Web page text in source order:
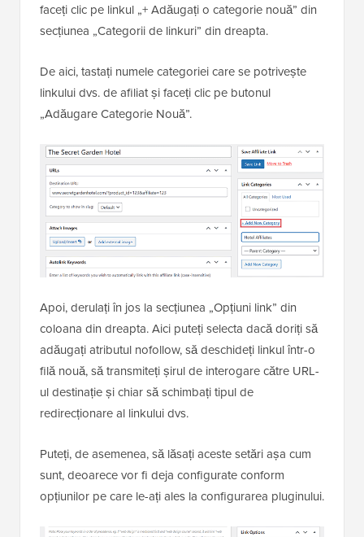
faceți clic pe linkul „+ Adăugați o categorie nouă” din
secțiunea „Categorii de linkuri” din dreapta.
De aici, tastați numele categoriei care se potrivește
linkului dvs. de afiliat și faceți clic pe butonul
„Adăugare Categorie Nouă”.
Apoi, derulați în jos la secțiunea „Opțiuni link” din
coloana din dreapta. Aici puteți selecta dacă doriți să
adăugați atributul nofollow, să deschideți linkul într-o
filă nouă, să transmiteți șirul de interogare către URL-
ul destinație și chiar să schimbați tipul de
redirecționare al linkului dvs.
Puteți, de asemenea, să lăsați aceste setări așa cum
sunt, deoarece vor fi deja configurate conform
opțiunilor pe care le-ați ales la configurarea pluginului.